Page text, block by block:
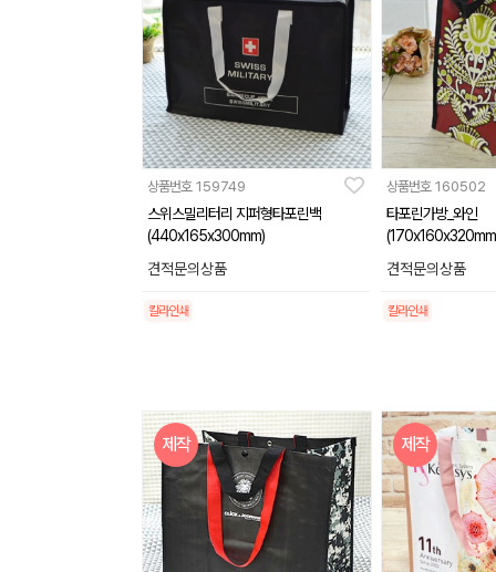
상품번호 159749
스위스밀리터리 지퍼형타포린백
(440x165x300mm)
견적문의상품
칼라인쇄
상품번호 160502
타포린가방_와인
견적문의상품
칼라인쇄
제작 제작